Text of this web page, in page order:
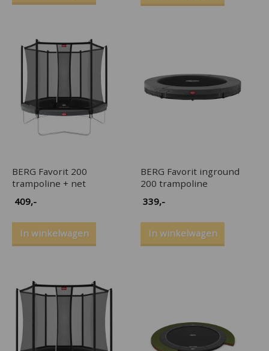
BERG Favorit 200
trampoline + net
409,-
In winkelwagen
BERG Favorit inground
200 trampoline
339,-
In winkelwagen